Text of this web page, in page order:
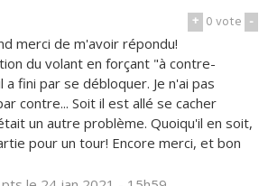
+ 0vote -
merci de m'avoir répondu!
du volant en forçant "à contre-
fini par se débloquer. Je n'ai pas
contre... Soit il est allé se cacher
un autre problème. Quoiqu'il en soit,
pour un tour! Encore merci, et bon